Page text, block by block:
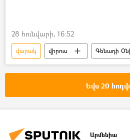
28 հունվարի, 16:52
վարակ վիրուս
Գենադի
տեսանյութ
Տեսանյութեր
Եվս 20
Արմենիա